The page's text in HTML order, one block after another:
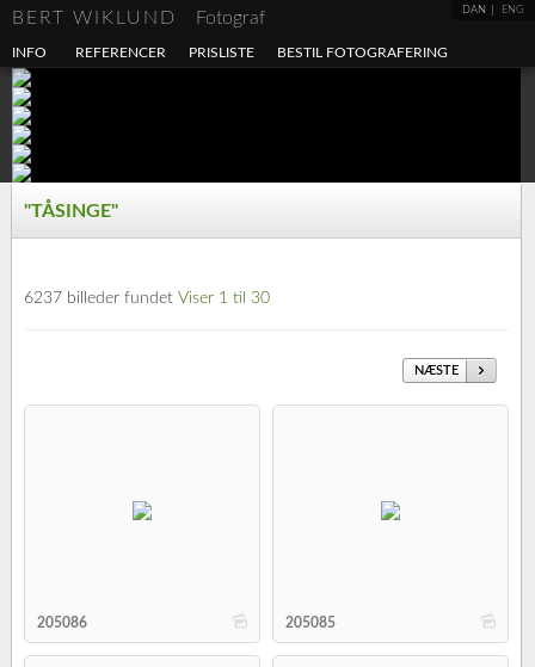
DAN ENG
BERT WIKLUND Fotograf
INFO REFERENCER PRISLISTE BESTIL FOTOGRAFERING
"TÅSINGE"
6237 billeder fundet Viser 1 til 30
NÆSTE
b
205086 b
205085